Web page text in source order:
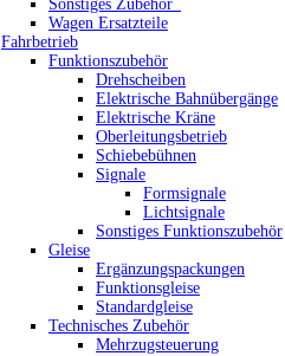
Sonstiges Zubehör_
Wagen Ersatzteile
Fahrbetrieb
Funktionszubehör
Drehscheiben
Elektrische Bahnübergänge
Elektrische Kräne
Oberleitungsbetrieb
Schiebebühnen
Signale
Formsignale
Lichtsignale
Sonstiges Funktionszubehör
Gleise
Ergänzungspackungen
Funktionsgleise
Standardgleise
Technisches Zubehör
Mehrzugsteuerung